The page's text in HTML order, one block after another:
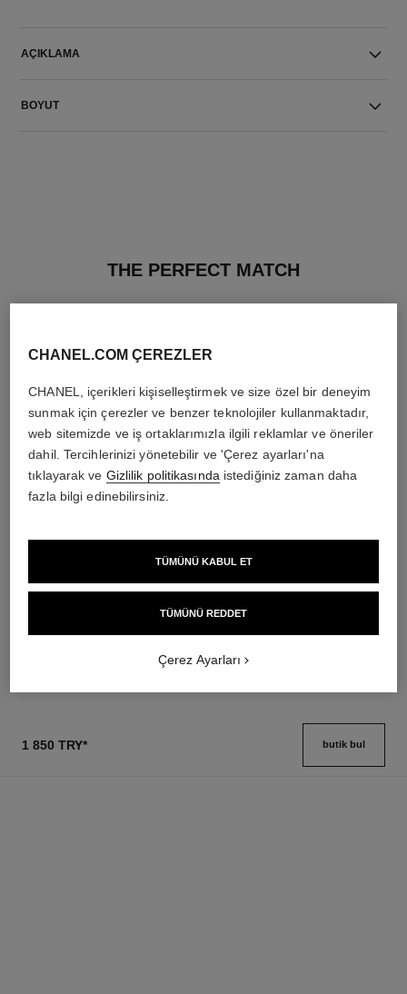
AÇIKLAMA
BOYUT
THE PERFECT MATCH
3ü 1 Arada Göz Fari-eyeline-
8 seçeneği ton
Eau de Parfum Spray
Ref. 116520
4 950 try*
Detayları görüntüle
1 850 TRY* butik bul
CHANEL.COM ÇEREZLER
CHANEL, içerikleri kişiselleştirmek ve size özel bir deneyim
sunmak için çerezler ve benzer teknolojiler kullanmaktadır,
web sitemizde ve iş ortaklarımızla ilgili reklamlar ve öneriler
dahil. Tercihlerinizi yönetebilir ve 'Çerez ayarları'na
tıklayarak ve Gizlilik politikasında istediğiniz zaman daha
fazla bilgi edinebilirsiniz.
TÜMÜNÜ REDDET
TÜMÜNÜ KABUL ET
Çerez Ayarları